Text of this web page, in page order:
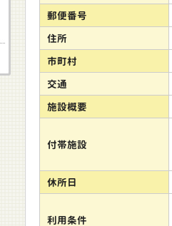
郵便番号
住所
市町村
交通
施設概要
付帯施設
休所日
利用条件